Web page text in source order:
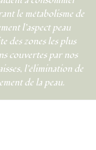
le métabolisme de
l’aspect peau
des zones les plus
couvertes par nos
l’élimination de
de la peau.